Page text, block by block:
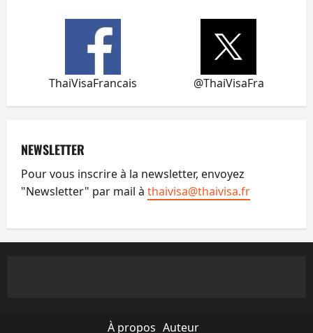
ThaiVisaFrancais @ThaiVisaFra
NEWSLETTER
Pour vous inscrire à la newsletter, envoyez
"Newsletter" par mail à thaivisa@thaivisa.fr
À propos Auteur